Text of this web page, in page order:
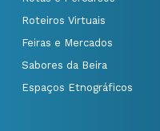
Roteiros Virtuais
Feiras e Mercados
Sabores da Beira
Espaços Etnográficos